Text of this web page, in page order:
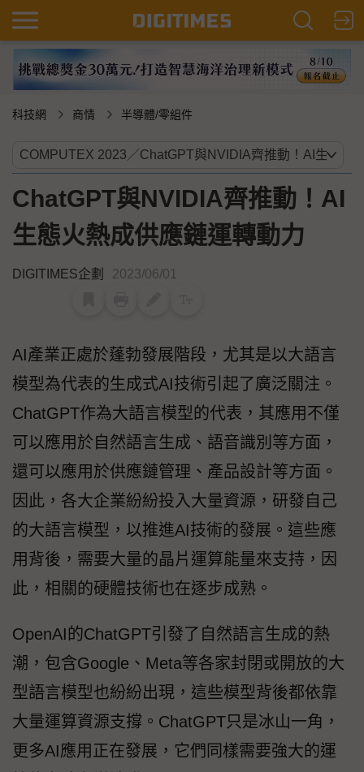
科技網 商情 半導體/零組件
ChatGPT與NVIDIA齊推動！AI
生態火熱成供應鏈運轉動力
DIGITIMES企劃 2023/06/01
AI產業正處於蓬勃發展階段，尤其是以大語言
模型為代表的生成式AI技術引起了廣泛關注。
ChatGPT作為大語言模型的代表，其應用不僅
可以應用於自然語言生成、語音識別等方面，
還可以應用於供應鏈管理、產品設計等方面。
因此，各大企業紛紛投入大量資源，研發自己
的大語言模型，以推進AI技術的發展。這些應
用背後，需要大量的晶片運算能量來支持，因
此，相關的硬體技術也在逐步成熟。
OpenAI的ChatGPT引發了自然語言生成的熱
潮，包含Google、Meta等各家封閉或開放的大
型語言模型也紛紛出現，這些模型背後都依靠
大量運算資源支撐。ChatGPT只是冰山一角，
更多AI應用正在發展，它們同樣需要強大的運